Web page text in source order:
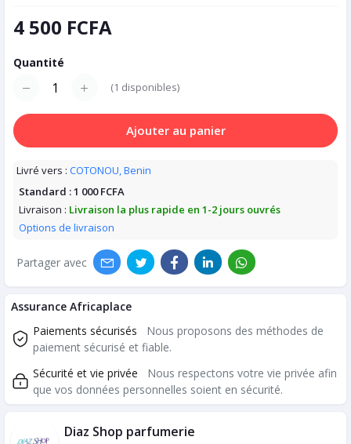
4 500 FCFA
Quantité
(1 disponibles)
Ajouter au panier
Livré vers : COTONOU, Benin
Standard :1 000 FCFA
Livraison : Livraison la plus rapide en 1-2 jours ouvrés
Options de livraison
Partager avec
Assurance Africaplace
Paiements sécurisés
Nous proposons des méthodes de
paiement sécurisé et fiable.
Sécurité et vie privée
Nous respectons votre vie privée afin
que vos données personnelles soient en sécurité.
Diaz Shop parfumerie